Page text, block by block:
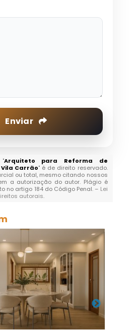
Enviar
Arquiteto para Reforma de
Carrão" é de direito reservado.
ou total, mesmo citando nossos
a autorização do autor. Plágio é
no artigo 184 do Código Penal. – Lei
autorais.